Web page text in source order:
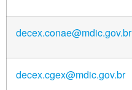
decex.conae@mdic.gov.br
decex.cgex@mdic.gov.br